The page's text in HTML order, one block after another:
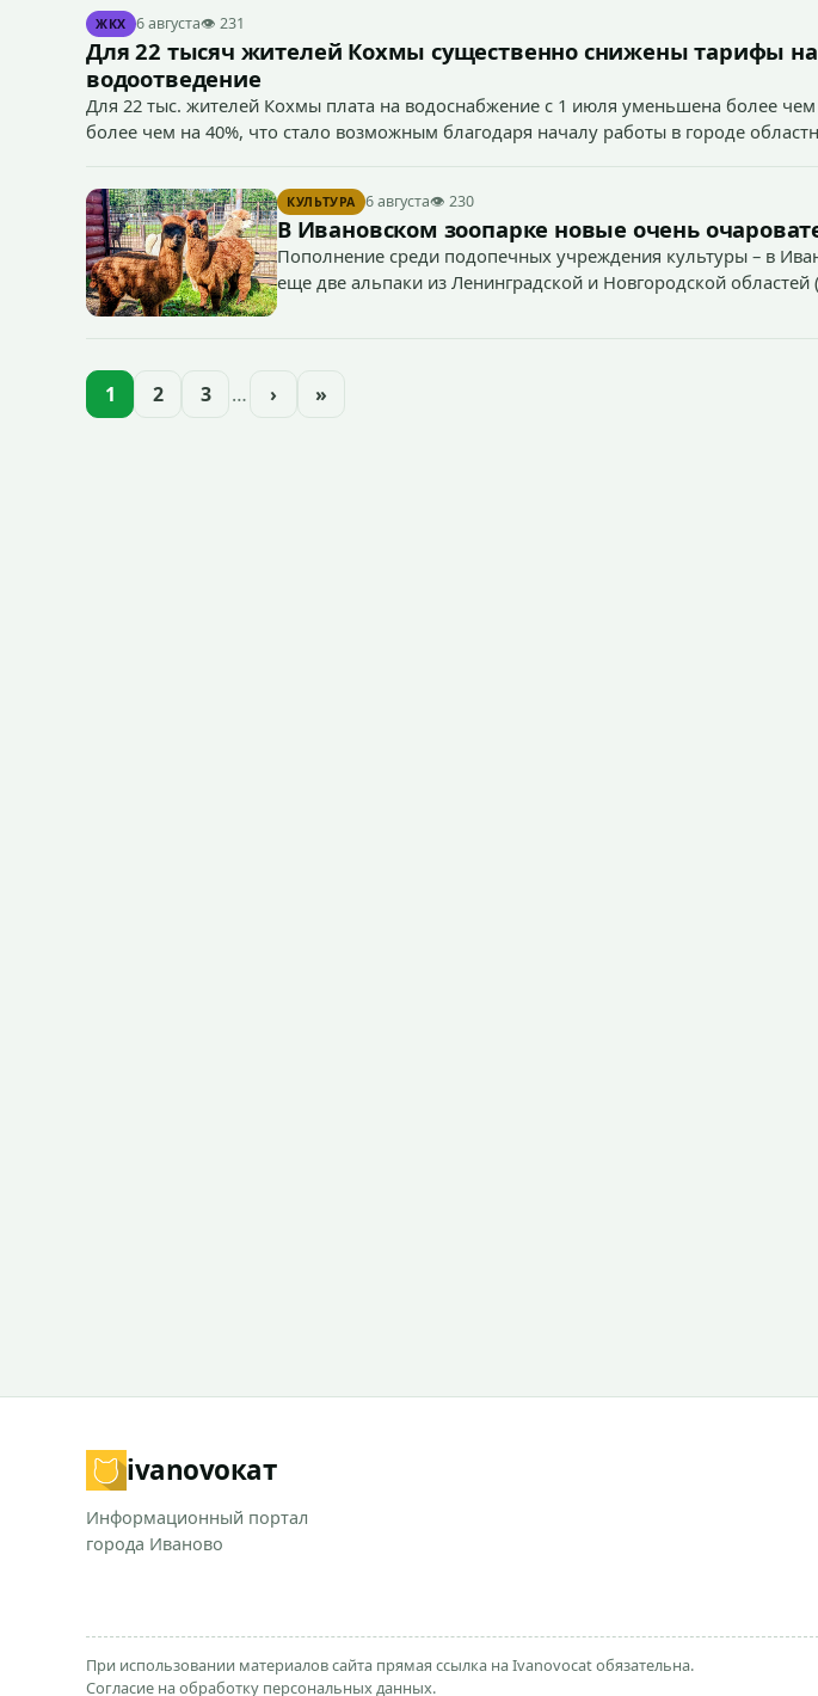
ЖКХ 6 августа👁 231
Для 22 тысяч жителей Кохмы существенно снижены тарифы
водоотведение
Для 22 тыс. жителей Кохмы плата на водоснабжение с 1 июля уменьшена более чем
более чем на 40%, что стало возможным благодаря началу работы в городе
КУЛЬТУРА 6 августа👁 230
В Ивановском зоопарке новые очень
Пополнение среди подопечных учреждения культуры – в
еще две альпаки из Ленинградской и Новгородской областей
1 2 3 … › »
ivanovoкат
Информационный портал
города Иваново
При использовании материалов сайта прямая ссылка на Ivanovocat обязательна.
Согласие на обработку персональных данных.